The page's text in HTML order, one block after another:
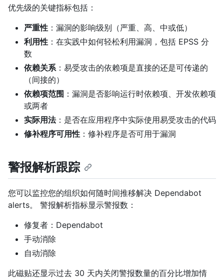
优先级的关键指标包括：
严重性 ：漏洞的影响级别（严重、高、中或低）
利用性 ：在实践中如何轻松利用漏洞，包括 EPSS 分
数
依赖关系 ：易受攻击的依赖项是直接的还是可传递的
（间接的）
依赖项范围 ：漏洞是否影响运行时依赖项、开发依赖项
或两者
实际用法：是否在应用程序中实际使用易受攻击的代码
修补程序可用性 ：修补程序是否可用于漏洞
警报解析跟踪
您可以监控您的组织如何随时间推移解决 Dependabot
alerts。 警报解析指标显示警报数：
修复者：Dependabot
手动消除
自动消除
此磁贴还显示过去 30 天内关闭警报数量的百分比增加情